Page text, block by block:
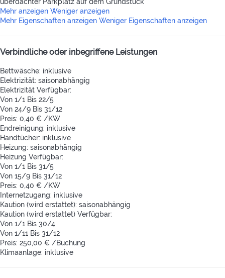
überdachter Parkplatz auf dem Grundstück
Mehr anzeigen Weniger anzeigen
Mehr Eigenschaften anzeigen Weniger Eigenschaften anzeigen
Verbindliche oder inbegriffene Leistungen
Bettwäsche: inklusive
Elektrizität: saisonabhängig
Elektrizität Verfügbar:
Von 1/1 Bis 22/5
Von 24/9 Bis 31/12
Preis: 0,40 € /KW
Endreinigung: inklusive
Handtücher: inklusive
Heizung: saisonabhängig
Heizung Verfügbar:
Von 1/1 Bis 31/5
Von 15/9 Bis 31/12
Preis: 0,40 € /KW
Internetzugang: inklusive
Kaution (wird erstattet): saisonabhängig
Kaution (wird erstattet) Verfügbar:
Von 1/1 Bis 30/4
Von 1/11 Bis 31/12
Preis: 250,00 € /Buchung
Klimaanlage: inklusive